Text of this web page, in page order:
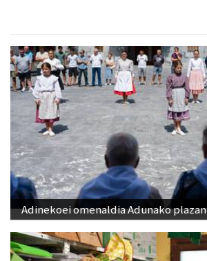
Adinekoei omenaldia Adunako plazan